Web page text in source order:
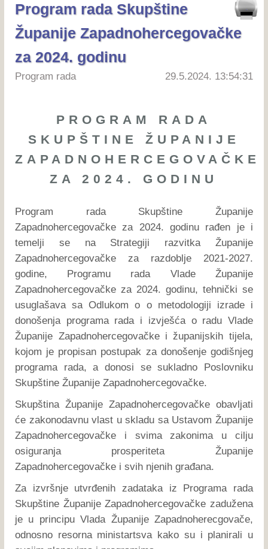
Program rada Skupštine
Županije Zapadnohercegovačke
za 2024. godinu
Program rada 29.5.2024. 13:54:31
PROGRAM RADA
SKUPŠTINE ŽUPANIJE
ZAPADNOHERCEGOVAČKE
ZA 2024. GODINU
Program rada Skupštine Županije
Zapadnohercegovačke za 2024. godinu rađen je i
temelji se na Strategiji razvitka Županije
Zapadnohercegovačke za razdoblje 2021-2027.
godine, Programu rada Vlade Županije
Zapadnohercegovačke za 2024. godinu, tehnički se
usuglašava sa Odlukom o o metodologiji izrade i
donošenja programa rada i izvješća o radu Vlade
Županije Zapadnohercegovačke i županijskih tijela,
kojom je propisan postupak za donošenje godišnjeg
programa rada, a donosi se sukladno Poslovniku
Skupštine Županije Zapadnohercegovačke.
Skupština Županije Zapadnohercegovačke obavljati
će zakonodavnu vlast u skladu sa Ustavom Županije
Zapadnohercegovačke i svima zakonima u cilju
osiguranja prosperiteta Županije
Zapadnohercegovačke i svih njenih građana.
Za izvršnje utvrđenih zadataka iz Programa rada
Skupštine Županije Zapadnohercegovačke zadužena
je u principu Vlada Županije Zapadnoherecgovače,
odnosno resorna ministartsva kako su i planirali u